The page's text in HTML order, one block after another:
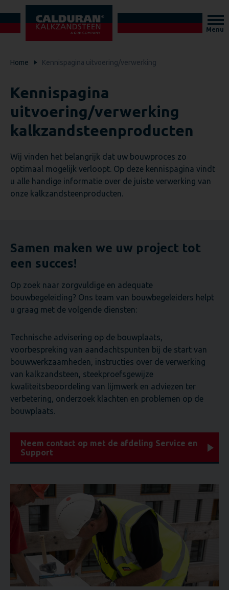
Menu
Home Kennispagina uitvoering/verwerking
Kennispagina
uitvoering/verwerking
kalkzandsteenproducten
Wij vinden het belangrijk dat uw bouwproces zo
optimaal mogelijk verloopt. Op deze kennispagina vindt
u alle handige informatie over de juiste verwerking van
onze kalkzandsteenproducten.
Samen maken we uw project tot
een succes!
Op zoek naar zorgvuldige en adequate
bouwbegeleiding? Ons team van bouwbegeleiders helpt
u graag met de volgende diensten:
Technische advisering op de bouwplaats,
voorbespreking van aandachtspunten bij de start van
bouwwerkzaamheden, instructies over de verwerking
van kalkzandsteen, steekproefsgewijze
kwaliteitsbeoordeling van lijmwerk en adviezen ter
verbetering, onderzoek klachten en problemen op de
bouwplaats.
Neem contact op met de afdeling Service en
Support